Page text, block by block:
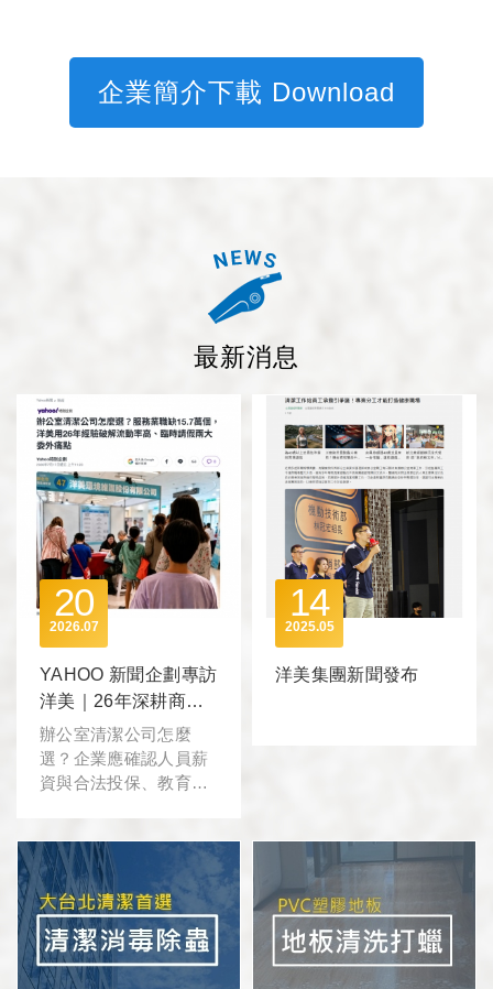
企業簡介下載 Download
最新消息
20
07
2026
YAHOO 新聞企劃專訪
洋美｜26年深耕商辦
清潔，打造穩定服務
新標準
辦公室清潔公司怎麼
選？企業應確認人員薪
資與合法投保、教育訓
深耕雙北商辦清潔26
年，透過600位以上清
潔職人、25人以上專職
支援團隊、0.5小時精算
工時及督導與客服雙軌
管理，協助企業降低人
14
05
2025
洋美集團新聞發布